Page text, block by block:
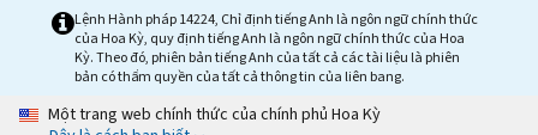
Lệnh Hành pháp 14224, Chỉ định tiếng Anh là ngôn ngữ chính thức
của Hoa Kỳ, quy định tiếng Anh là ngôn ngữ chính thức của Hoa
Kỳ. Theo đó, phiên bản tiếng Anh của tất cả các tài liệu là phiên
bản có thẩm quyền của tất cả thông tin của liên bang.
Một trang web chính thức của chính phủ Hoa Kỳ